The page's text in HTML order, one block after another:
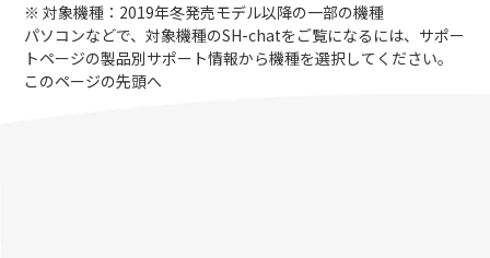
※ 対象機種：2019年冬発売モデル以降の一部の機種
パソコンなどで、対象機種のSH-chatをご覧になるには、サポー
トページの製品別サポート情報から機種を選択してください。
このページの先頭へ